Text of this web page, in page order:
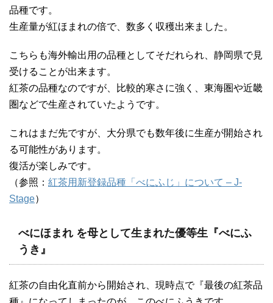
品種です。
生産量が紅ほまれの倍で、数多く収穫出来ました。
こちらも海外輸出用の品種としてそだれられ、静岡県で見
受けることが出来ます。
紅茶の品種なのですが、比較的寒さに強く、東海圏や近畿
圏などで生産されていたようです。
これはまだ先ですが、大分県でも数年後に生産が開始され
る可能性があります。
復活が楽しみです。
（参照： 紅茶用新登録品種「べにふじ」について – J-
Stage）
べにほまれ を母として生まれた優等生『べにふ
うき』
紅茶の自由化直前から開始され、現時点で『最後の紅茶品